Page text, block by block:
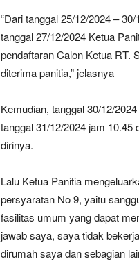
“Dari tanggal 25/12/2024 –
tanggal 27/12/2024 Ketua
pendaftaran Calon Ketua RT.
diterima panitia,” jelasnya
Kemudian, tanggal 30/12/
tanggal 31/12/2024 jam
dirinya.
Lalu Ketua Panitia
persyaratan No 9, yaitu
fasilitas umum yang dapat
jawab saya, saya tidak
dirumah saya dan sebagian